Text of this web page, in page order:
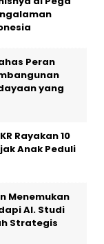
Peran
yang
Rayakan 10
Anak Peduli
Menemukan
AI. Studi
Strategis